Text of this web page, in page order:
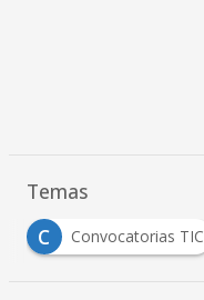
Temas
C
Convocatorias TIC